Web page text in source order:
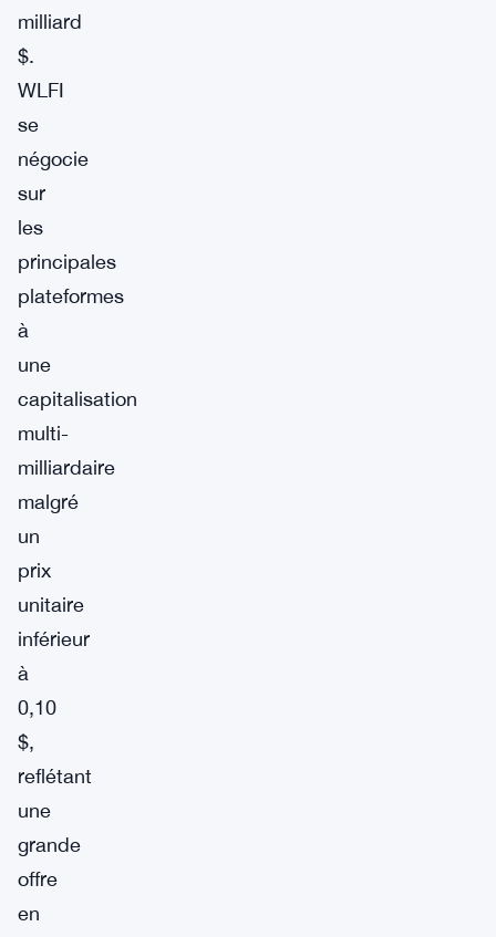
milliard
$.
WLFI
se
négocie
sur
les
principales
plateformes
à
une
capitalisation
multi-
milliardaire
malgré
un
prix
unitaire
inférieur
à
0,10
$,
reflétant
une
grande
offre
en